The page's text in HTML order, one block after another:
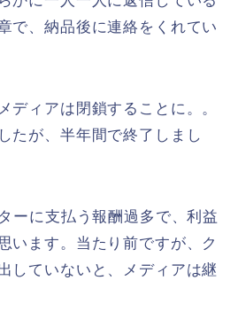
で、納品後に連絡をくれてい
ディアは閉鎖することに。。
たが、半年間で終了しまし
ーに支払う報酬過多で、利益
います。当たり前ですが、ク
していないと、メディアは継